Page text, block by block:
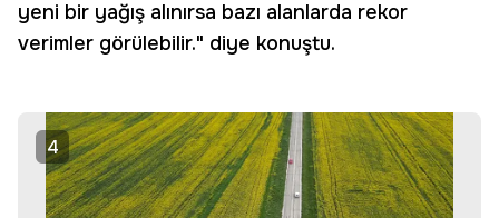
yeni bir yağış alınırsa bazı alanlarda rekor
verimler görülebilir." diye konuştu.
4